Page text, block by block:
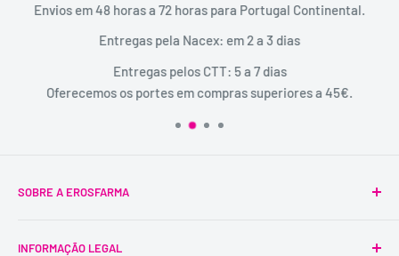
Envios em 48 horas a 72 horas para Portugal Continental.
Entregas pela Nacex: em 2 a 3 dias
Entregas pelos CTT: 5 a 7 dias
Oferecemos os portes em compras superiores a 45€.
SOBRE A EROSFARMA
Portugal, pioneira na venda de produtos íntimos para
INFORMAÇÃO LEGAL